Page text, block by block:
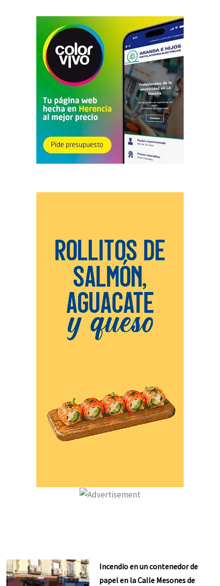
Incendio en un contenedor de
papel en la Calle Mesones de